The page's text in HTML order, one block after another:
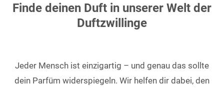
Finde deinen Duft in unserer Welt der
Duftzwillinge
Jeder Mensch ist einzigartig – und genau das sollte
dein Parfüm widerspiegeln. Wir helfen dir dabei, den